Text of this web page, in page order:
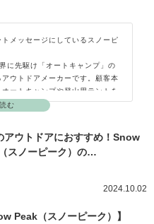
む
メッセージにしているスノーピ
に先駆け「オートキャンプ」の
ウトドアメーカーです。顧客本
ートキャンプや登山用テントを
ウトドア用品や自然志向のライ
機能・高品質な製品たちは全て
心・安全なブランドとして国内外
アウトドアにおすすめ！Snow
スノーピーク）の…
2024.10.02
Peak（スノーピーク）】